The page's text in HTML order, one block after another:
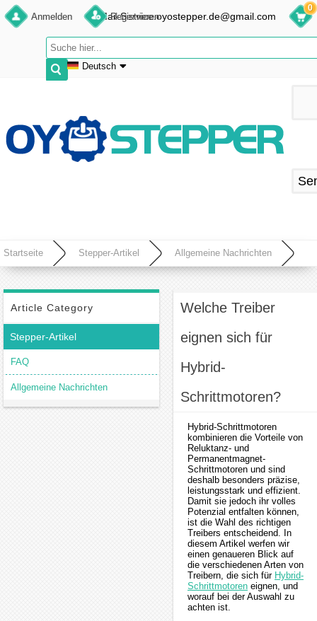
Anmelden Registrieren
Deutsch
Français
Español
E-Mail:Service.oyostepper.de@gmail.com
0
Startseite Stepper-Artikel Allgemeine Nachrichten
Article Category
Stepper-Artikel
FAQ
Allgemeine Nachrichten
Welche Treiber
eignen sich für
Hybrid-
Schrittmotoren?
Hybrid-Schrittmotoren
kombinieren die Vorteile von
Reluktanz- und
Permanentmagnet-
Schrittmotoren und sind
deshalb besonders präzise,
leistungsstark und effizient.
Damit sie jedoch ihr volles
Potenzial entfalten können,
ist die Wahl des richtigen
Treibers entscheidend. In
diesem Artikel werfen wir
einen genaueren Blick auf
die verschiedenen Arten von
Treibern, die sich für Hybrid-
Schrittmotoren eignen, und
worauf bei der Auswahl zu
achten ist.